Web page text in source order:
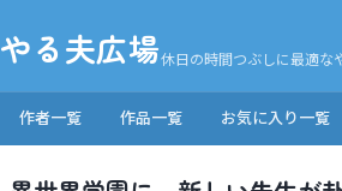
やる夫広場休日の時間つぶしに最適な
作者一覧 作品一覧 お気に入り一覧